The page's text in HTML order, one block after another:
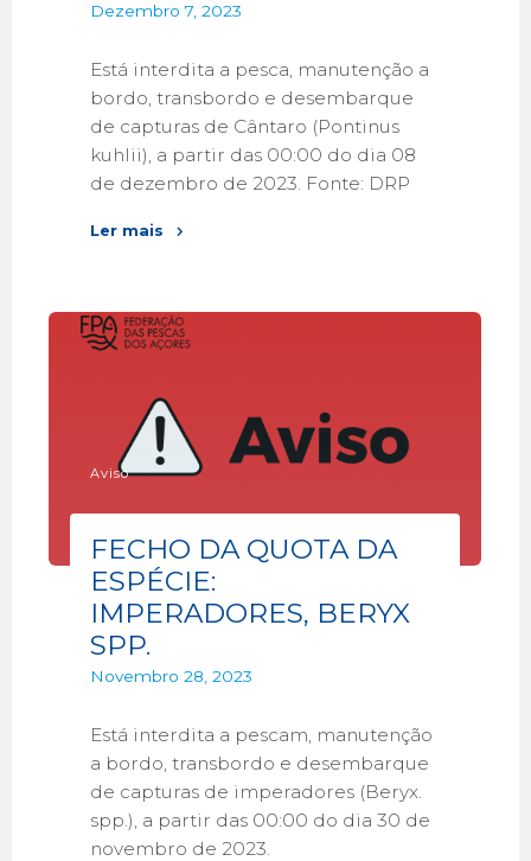
Dezembro 7, 2023
Está interdita a pesca, manutenção a
bordo, transbordo e desembarque
de capturas de Cântaro (Pontinus
kuhlii), a partir das 00:00 do dia 08
de dezembro de 2023. Fonte: DRP
Ler mais
Aviso
FECHO DA QUOTA DA
ESPÉCIE:
IMPERADORES, BERYX
SPP.
Novembro 28, 2023
Está interdita a pescam, manutenção
a bordo, transbordo e desembarque
de capturas de imperadores (Beryx.
spp.), a partir das 00:00 do dia 30 de
novembro de 2023.